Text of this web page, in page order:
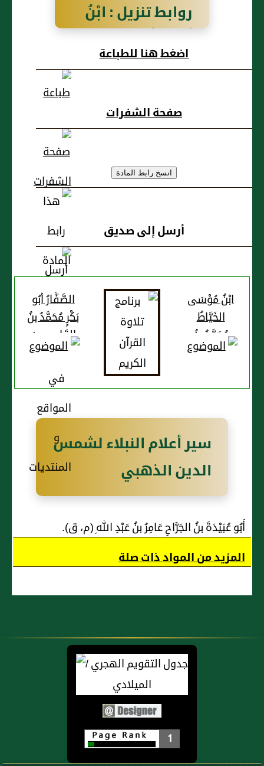
روابط تنزيل : ابْنُ
أَسِيْدٍ أَبُو بَكْرٍ مُحَمَّدُ
بنُ أَحْمَدَ الثَّقَفِيُّ
اضغط هنا للطباعة
صفحة الشفرات
أرسل إلى صديق
ابْنُ مُوْسَى
الخَيَّاطُ
مُحَمَّدُ بنُ
عَلِيِّ بنِ
الصَّفَّارُ أَبُو
بَكْرٍ مُحَمَّدُ بنُ
القَاسِمِ بنِ
حَبِيْبٍ
سير أعلام النبلاء لشمس
الدين الذهبي
أَبُو عُبَيْدَةَ بنُ الجَرَّاحِ عَامِرُ بنُ عَبْدِ اللهِ (م، ق).
المزيد من المواد ذات صلة
1